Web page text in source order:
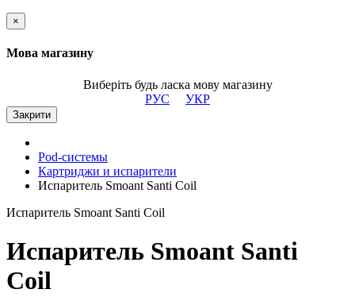
×
Мова магазину
Виберіть будь ласка мову магазину
РУС
УКР
Закрити
Pod-системы
Картриджи и испарители
Испаритель Smoant Santi Coil
Испаритель Smoant Santi Coil
Испаритель Smoant Santi
Coil